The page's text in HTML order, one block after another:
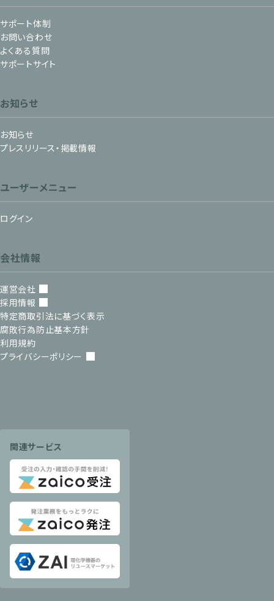
サポート体制
お問い合わせ
よくある質問
サポートサイト
お知らせ
お知らせ
プレスリリース・掲載情報
ユーザーメニュー
ログイン
会社情報
運営会社
採用情報
特定商取引法に基づく表示
腐敗行為防止基本方針
利用規約
プライバシーポリシー
関連サービス